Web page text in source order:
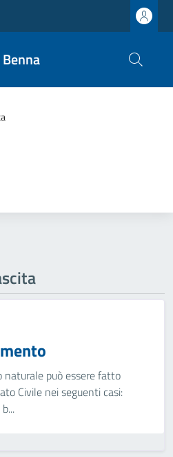
naturale può essere fatto
Civile nei seguenti casi: